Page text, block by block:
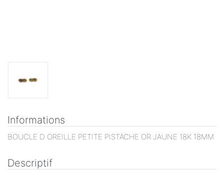
Informations
BOUCLE D OREILLE PETITE PISTACHE OR JAUNE 18K 18MM
Descriptif